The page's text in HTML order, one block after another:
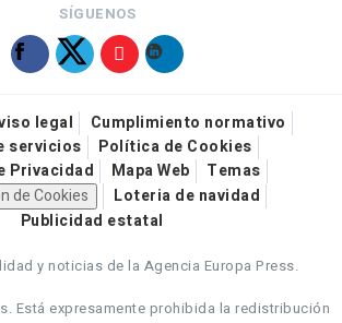
SÍGUENOS
legal
Cumplimiento normativo
servicios
Política de Cookies
Privacidad
Mapa Web
Temas
de Cookies
Loteria de navidad
Publicidad estatal
y noticias de la Agencia Europa Press.
Está expresamente prohibida la redistribución